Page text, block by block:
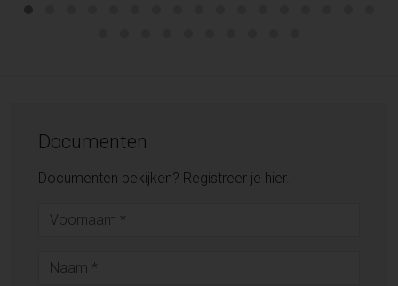
Documenten
Documenten bekijken? Registreer je hier.